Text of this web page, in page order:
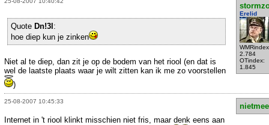
Erelid
2.784
OTindex:
1.845
Quote Dn!3l :
hoe diep kun je zinken
Niet al te diep, dan zit je op de bodem van het riool (en dat is
wel de laatste plaats waar je wilt zitten kan ik me zo voorstellen
)
25-08-2007 10:45:33
Internet in 't riool klinkt misschien niet fris, maar denk eens aan